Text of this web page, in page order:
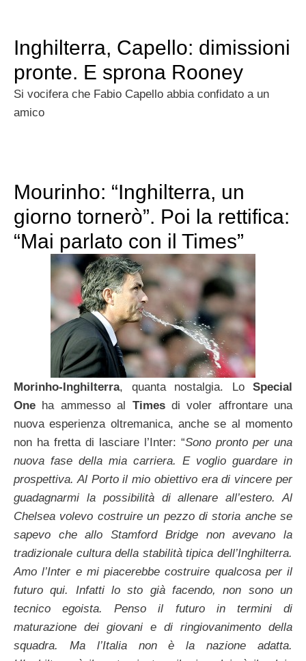
Inghilterra, Capello: dimissioni
pronte. E sprona Rooney
Si vocifera che Fabio Capello abbia confidato a un
amico
Mourinho: “Inghilterra, un
giorno tornerò”. Poi la rettifica:
“Mai parlato con il Times”
Morinho-Inghilterra, quanta nostalgia. Lo Special
One ha ammesso al Timesdi voler affrontare una
nuova esperienza oltremanica, anche se al momento
non ha fretta di lasciare l’Inter: “Sono pronto per una
nuova fase della mia carriera. E voglio guardare in
prospettiva. Al Porto il mio obiettivo era di vincere per
guadagnarmi la possibilità di allenare all’estero. Al
Chelsea volevo costruire un pezzo di storia anche se
sapevo che allo Stamford Bridge non avevano la
tradizionale cultura della stabilità tipica dell’Inghilterra.
Amo l’Inter e mi piacerebbe costruire qualcosa per il
futuro qui. Infatti lo sto già facendo, non sono un
tecnico egoista. Penso il futuro in termini di
maturazione dei giovani e di ringiovanimento della
squadra. Ma l’Italia non è la nazione adatta.